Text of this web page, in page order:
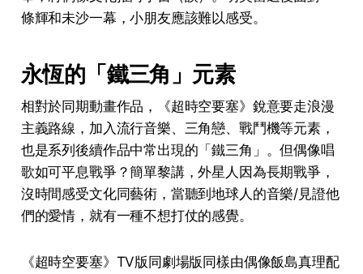
條輝和未沙一幕，小朋友應該難以感受。
永恆的「鐵三角」元素
相對於同期動畫作品，《超時空要塞》銳意要走浪漫
主義路線，加入流行音樂、三角戀、戰鬥機等元素，
也是系列後續作品中常出現的「鐵三角」。但偶像唱
歌如可平息戰爭？簡單黎講，外星人因為長期戰爭，
沒時間感受文化同藝術，當聽到地球人的音樂/見證他
們的愛情，就有一種不想打仗的感覺。
《超時空要塞》TV版同劇場版同樣由偶像飯島真理配